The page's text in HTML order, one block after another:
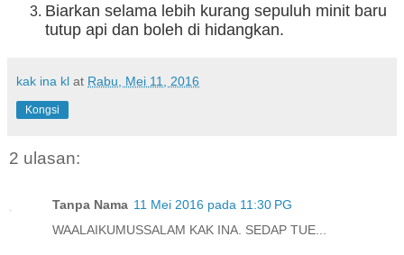
Biarkan selama lebih kurang sepuluh minit baru
tutup api dan boleh di hidangkan.
kak ina kl at Rabu, Mei 11, 2016
Kongsi
2 ulasan:
Tanpa Nama 11 Mei 2016 pada 11:30 PG
WAALAIKUMUSSALAM KAK INA. SEDAP TUE...